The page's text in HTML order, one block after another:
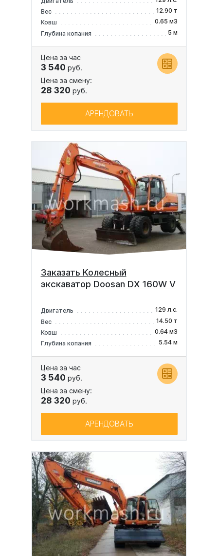
Вес
12.90 т
Ковш
0.65 м3
Глубина копания
5 м
Цена за час
3 540 руб.
Цена за смену:
28 320 руб.
АРЕНДОВАТЬ
Заказать Колесный
экскаватор Doosan DX 160W V
Двигатель
129 л.с.
Вес
14.50 т
Ковш
0.64 м3
Глубина копания
5.54 м
Цена за час
3 540 руб.
Цена за смену:
28 320 руб.
АРЕНДОВАТЬ